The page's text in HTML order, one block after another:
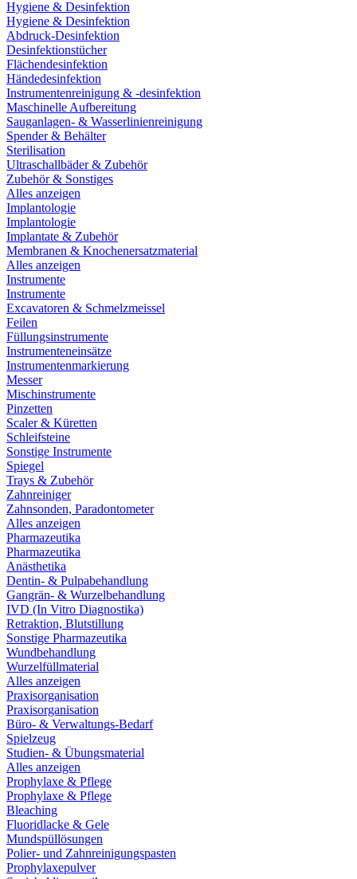
Hygiene & Desinfektion
Hygiene & Desinfektion
Abdruck-Desinfektion
Desinfektionstücher
Flächendesinfektion
Händedesinfektion
Instrumentenreinigung & -desinfektion
Maschinelle Aufbereitung
Sauganlagen- & Wasserlinienreinigung
Spender & Behälter
Sterilisation
Ultraschallbäder & Zubehör
Zubehör & Sonstiges
Alles anzeigen
Implantologie
Implantologie
Implantate & Zubehör
Membranen & Knochenersatzmaterial
Alles anzeigen
Instrumente
Instrumente
Excavatoren & Schmelzmeissel
Feilen
Füllungsinstrumente
Instrumenteneinsätze
Instrumentenmarkierung
Messer
Mischinstrumente
Pinzetten
Scaler & Küretten
Schleifsteine
Sonstige Instrumente
Spiegel
Trays & Zubehör
Zahnreiniger
Zahnsonden, Paradontometer
Alles anzeigen
Pharmazeutika
Pharmazeutika
Anästhetika
Dentin- & Pulpabehandlung
Gangrän- & Wurzelbehandlung
IVD (In Vitro Diagnostika)
Retraktion, Blutstillung
Sonstige Pharmazeutika
Wundbehandlung
Wurzelfüllmaterial
Alles anzeigen
Praxisorganisation
Praxisorganisation
Büro- & Verwaltungs-Bedarf
Spielzeug
Studien- & Übungsmaterial
Alles anzeigen
Prophylaxe & Pflege
Prophylaxe & Pflege
Bleaching
Fluoridlacke & Gele
Mundspüllösungen
Polier- und Zahnreinigungspasten
Prophylaxepulver